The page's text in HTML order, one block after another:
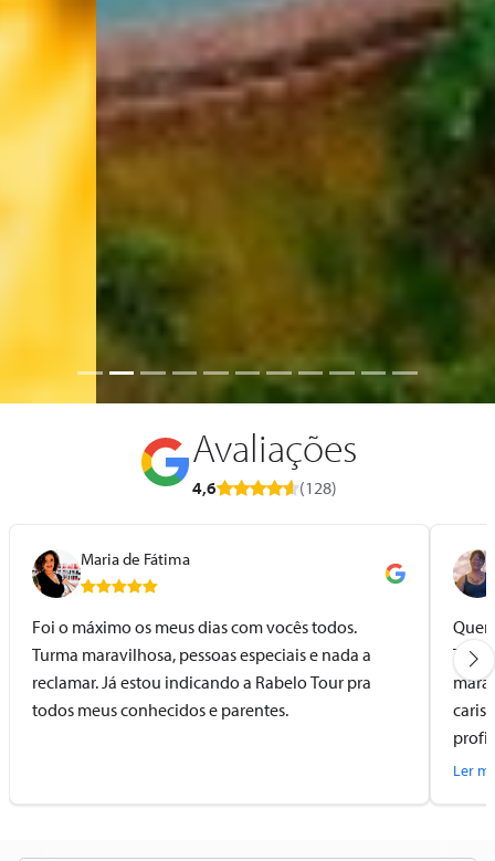
Avaliações
4,6 (128)
Maria de Fátima
Foi o máximo os meus dias com vocês todos.
Turma maravilhosa, pessoas especiais e nada a
reclamar. Já estou indicando a Rabelo Tour pra
todos meus conhecidos e parentes.
Tour
com
Ler